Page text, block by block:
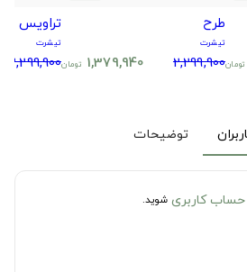
تومان
طرح
تیشرت
2,299,900
1,379,940 تومان
تراویس
تیشرت
2,299,900
توضیحات
حساب کاربری شوید.